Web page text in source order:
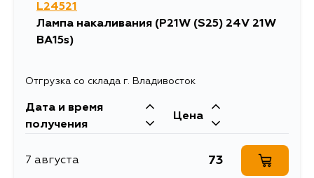
L24521
Лампа накаливания (P21W (S25) 24V 21W
BA15s)
Отгрузка со склада г. Владивосток
Дата и время
получения
Цена
7 августа 73